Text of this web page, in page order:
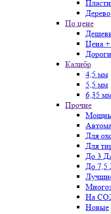
Дерево
По цене
Цена +
Калибр
4,5 мм
5,5 мм
6,35
Прочие
Для
Для
До 3
До 7,5
На
Новые